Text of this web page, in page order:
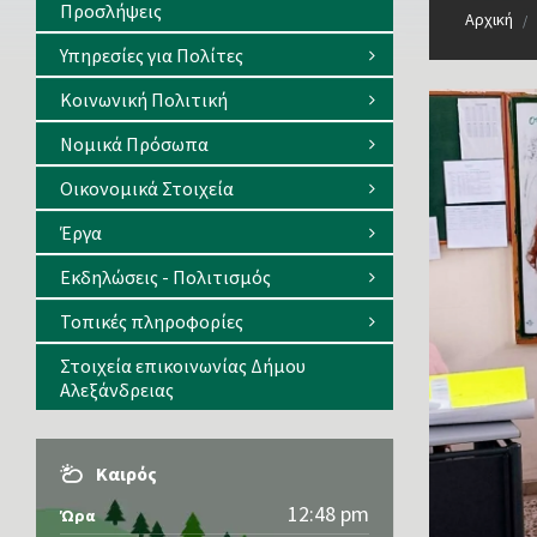
Αρχική /
Προσλήψεις
Υπηρεσίες για Πολίτες
Κοινωνική Πολιτική
Νομικά Πρόσωπα
Οικονομικά Στοιχεία
Έργα
Εκδηλώσεις - Πολιτισμός
Τοπικές πληροφορίες
Στοιχεία επικοινωνίας Δήμου
Αλεξάνδρειας
Καιρός
Ώρα 12:48 pm